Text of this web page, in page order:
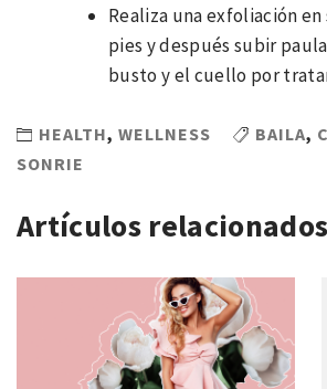
Realiza una exfoliación
pies y después subir
busto y el cuello por
HEALTH, WELLNESS BAILA,
SONRIE
Artículos relacionados